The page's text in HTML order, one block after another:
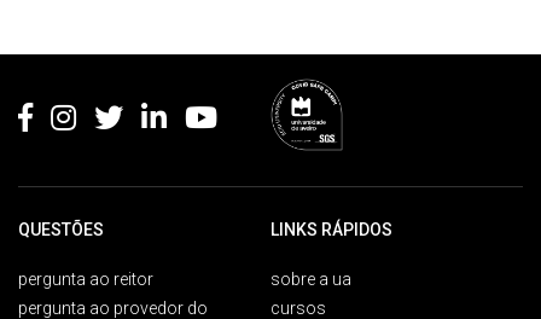
QUESTÕES
pergunta ao reitor
pergunta ao provedor do
LINKS RÁPIDOS
sobre a ua
cursos